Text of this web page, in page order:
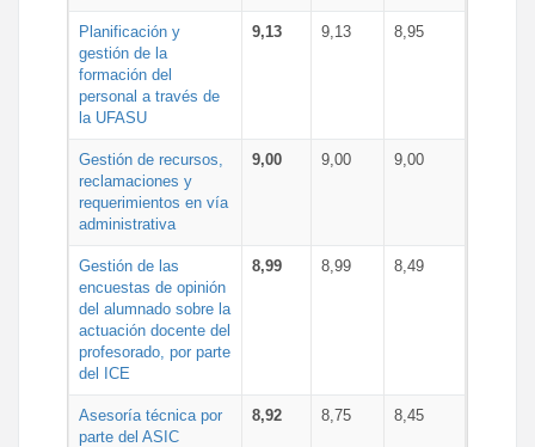
Planificación y
gestión de la
formación del
personal a través de
la UFASU
9,13 9,13 8,95
Gestión de recursos,
reclamaciones y
requerimientos en vía
administrativa
9,00 9,00 9,00
Gestión de las
encuestas de opinión
del alumnado sobre la
actuación docente del
profesorado, por parte
del ICE
8,99 8,99 8,49
Asesoría técnica por
parte del ASIC
8,92 8,75 8,45